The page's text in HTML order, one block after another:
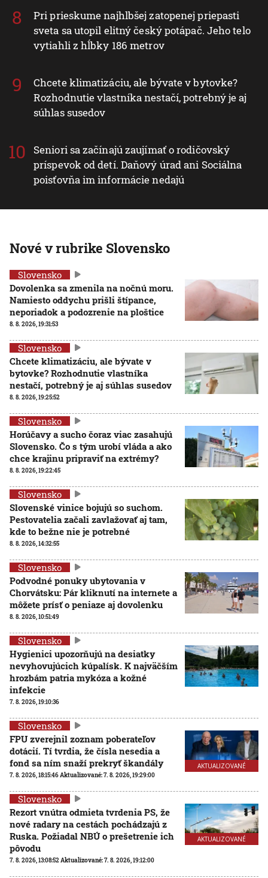
Pri prieskume najhlbšej zatopenej priepasti
sveta sa utopil elitný český potápač. Jeho telo
vytiahli z hĺbky 186 metrov
Chcete klimatizáciu, ale bývate v bytovke?
Rozhodnutie vlastníka nestačí, potrebný je aj
súhlas susedov
Seniori sa začínajú zaujímať o rodičovský
príspevok od detí. Daňový úrad ani Sociálna
poisťovňa im informácie nedajú
Nové v rubrike Slovensko
Slovensko
Dovolenka sa zmenila na nočnú moru.
Namiesto oddychu prišli štípance,
neporiadok a podozrenie na ploštice
8. 8. 2026, 19:31:53
Slovensko
Chcete klimatizáciu, ale bývate v
bytovke? Rozhodnutie vlastníka
nestačí, potrebný je aj súhlas susedov
8. 8. 2026, 19:25:52
Slovensko
Horúčavy a sucho čoraz viac zasahujú
Slovensko. Čo s tým urobí vláda a ako
chce krajinu pripraviť na extrémy?
8. 8. 2026, 19:22:45
Slovensko
Slovenské vinice bojujú so suchom.
Pestovatelia začali zavlažovať aj tam,
kde to bežne nie je potrebné
8. 8. 2026, 14:32:55
Slovensko
Podvodné ponuky ubytovania v
Chorvátsku: Pár kliknutí na internete a
môžete prísť o peniaze aj dovolenku
8. 8. 2026, 10:51:49
Slovensko
Hygienici upozorňujú na desiatky
nevyhovujúcich kúpalísk. K najväčším
hrozbám patria mykóza a kožné
infekcie
7. 8. 2026, 19:10:36
AKTUALIZOVANÉ
Slovensko
FPU zverejnil zoznam poberateľov
dotácií. Tí tvrdia, že čísla nesedia a
fond sa ním snaží prekryť škandály
7. 8. 2026, 18:15:46 Aktualizované:7. 8. 2026, 19:29:00
AKTUALIZOVANÉ
Slovensko
Rezort vnútra odmieta tvrdenia PS, že
nové radary na cestách pochádzajú z
Ruska. Požiadal NBÚ o prešetrenie ich
pôvodu
7. 8. 2026, 13:08:52 Aktualizované:7. 8. 2026, 19:12:00